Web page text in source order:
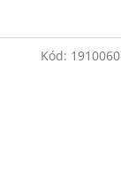
Kód: 1910060